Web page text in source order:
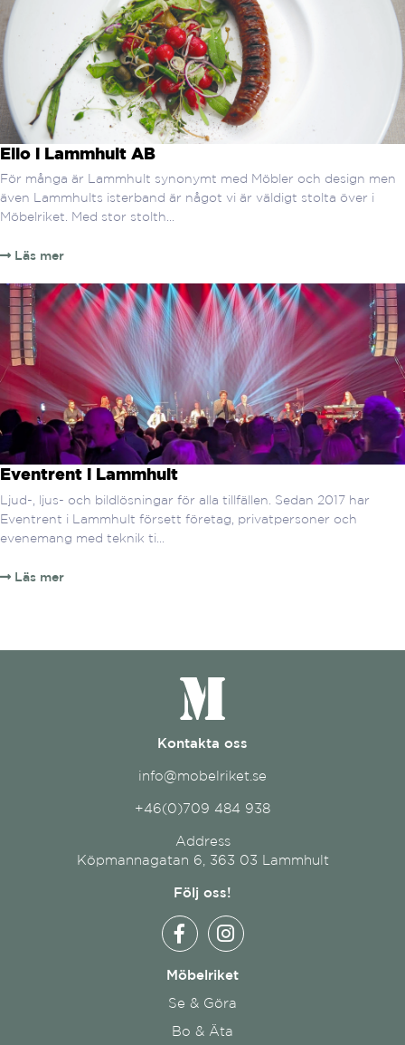
Ello i Lammhult AB
För många är Lammhult synonymt med Möbler och design men
även Lammhults isterband är något vi är väldigt stolta över i
Möbelriket. Med stor stolth...
Läs mer
Eventrent i Lammhult
Ljud-, ljus- och bildlösningar för alla tillfällen. Sedan 2017 har
Eventrent i Lammhult försett företag, privatpersoner och
evenemang med teknik ti...
Läs mer
Kontakta oss
info@mobelriket.se
+46(0)709 484 938
Address
Köpmannagatan 6, 363 03 Lammhult
Följ oss!
Möbelriket
Se & Göra
Bo & Äta